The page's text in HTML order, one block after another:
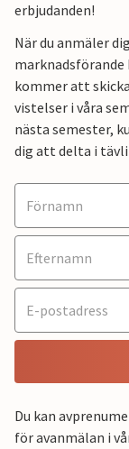
erbjudanden!
När du anmäler
marknadsförande
kommer att
vistelser i våra
nästa semester,
dig att delta i
Du kan
för avanmälan i